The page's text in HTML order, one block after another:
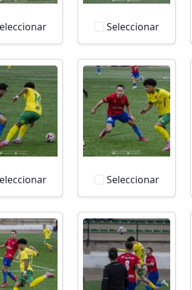
Seleccionar
Seleccionar